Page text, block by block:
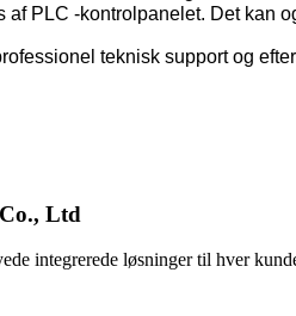
af PLC -kontrolpanelet. Det kan
teknisk support og
Ltd
integrerede løsninger til hver